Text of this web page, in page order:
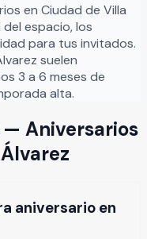
en Ciudad de Villa
espacio, los
para tus invitados.
suelen
3 a 6 meses de
alta.
— Aniversarios
aniversario en